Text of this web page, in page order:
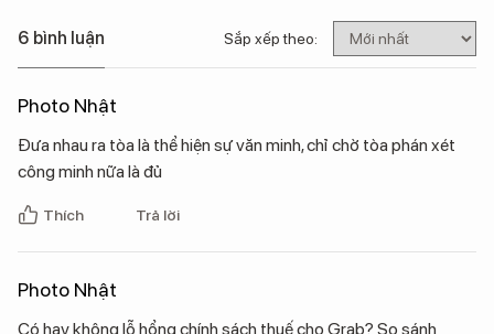
6 bình luận Sắp xếp theo:
Photo Nhật
Đưa nhau ra tòa là thể hiện sự văn minh, chỉ chờ tòa phán xét
công minh nữa là đủ
Thích Trả lời
Photo Nhật
Có hay không lỗ hổng chính sách thuế cho Grab? So sánh